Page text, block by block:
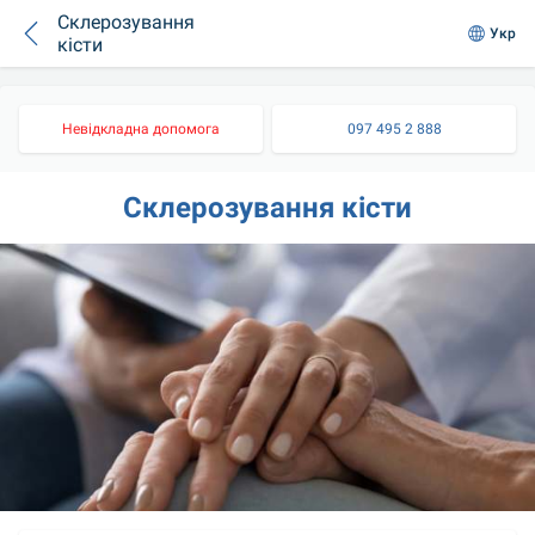
Склерозування
кісти
Укр
Невідкладна допомога 097 495 2 888
Склерозування кісти